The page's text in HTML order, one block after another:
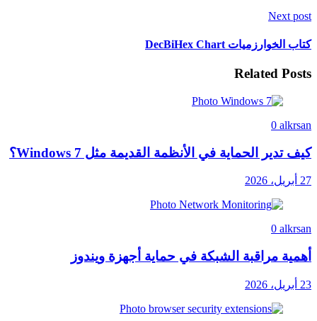
Next post
كتاب الخوارزميات DecBiHex Chart
Related Posts
alkrsan
0
كيف تدير الحماية في الأنظمة القديمة مثل Windows 7؟
27 أبريل، 2026
alkrsan
0
أهمية مراقبة الشبكة في حماية أجهزة ويندوز
23 أبريل، 2026